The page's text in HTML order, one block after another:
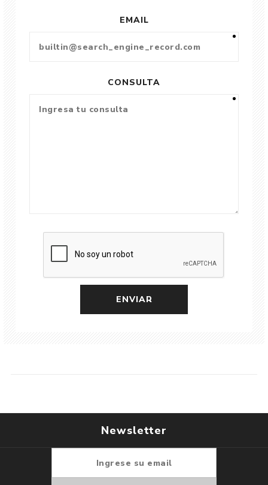
EMAIL
CONSULTA
Newsletter